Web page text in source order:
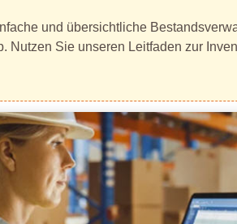
und übersichtliche
Nutzen Sie unseren Leitfaden zur